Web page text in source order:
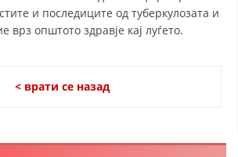
ПОСТЕРИ
и последиците од туберкулозата и
врз општото здравје кај луѓето.
< врати се назад